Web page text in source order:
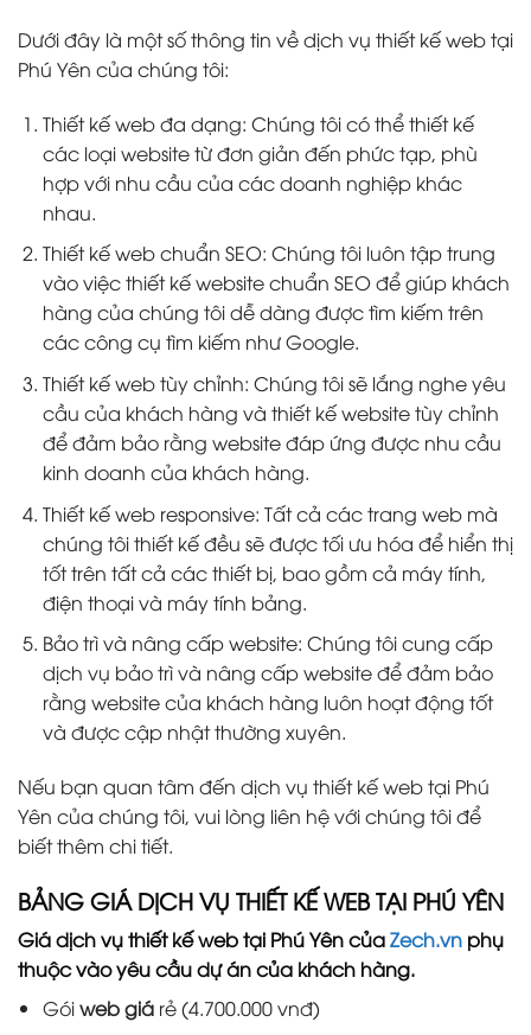
Dưới đây là một số thông tin về dịch vụ thiết kế web tại
Phú Yên của chúng tôi:
Thiết kế web đa dạng: Chúng tôi có thể thiết kế
các loại website từ đơn giản đến phức tạp, phù
hợp với nhu cầu của các doanh nghiệp khác
nhau.
Thiết kế web chuẩn SEO: Chúng tôi luôn tập trung
vào việc thiết kế website chuẩn SEO để giúp khách
hàng của chúng tôi dễ dàng được tìm kiếm trên
các công cụ tìm kiếm như Google.
Thiết kế web tùy chỉnh: Chúng tôi sẽ lắng nghe yêu
cầu của khách hàng và thiết kế website tùy chỉnh
để đảm bảo rằng website đáp ứng được nhu cầu
kinh doanh của khách hàng.
Thiết kế web responsive: Tất cả các trang web mà
chúng tôi thiết kế đều sẽ được tối ưu hóa để hiển thị
tốt trên tất cả các thiết bị, bao gồm cả máy tính,
điện thoại và máy tính bảng.
Bảo trì và nâng cấp website: Chúng tôi cung cấp
dịch vụ bảo trì và nâng cấp website để đảm bảo
rằng website của khách hàng luôn hoạt động tốt
và được cập nhật thường xuyên.
Nếu bạn quan tâm đến dịch vụ thiết kế web tại Phú
Yên của chúng tôi, vui lòng liên hệ với chúng tôi để
biết thêm chi tiết.
BẢNG GIÁ DỊCH VỤ THIẾT KẾ WEB TẠI PHÚ YÊN
Giá dịch vụ thiết kế web tại Phú Yên củaZech.vn phụ
thuộc vào yêu cầu dự án của khách hàng.
Góiweb giárẻ (4.700.000 vnđ)